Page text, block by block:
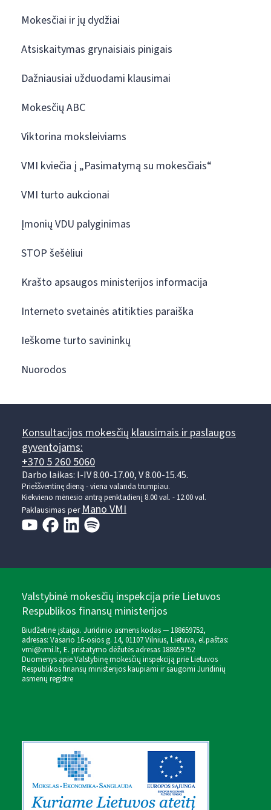
Mokesčiai ir jų dydžiai
Atsiskaitymas grynaisiais pinigais
Dažniausiai užduodami klausimai
Mokesčių ABC
Viktorina moksleiviams
VMI kviečia į „Pasimatymą su mokesčiais“
VMI turto aukcionai
Įmonių VDU palyginimas
STOP šešėliui
Krašto apsaugos ministerijos informacija
Interneto svetainės atitikties paraiška
Ieškome turto savininkų
Nuorodos
Konsultacijos mokesčių klausimais ir paslaugos
gyventojams:
+370 5 260 5060
Darbo laikas: I-IV 8.00-17.00, V 8.00-15.45.
Prieššventinę dieną - viena valanda trumpiau.
Kiekvieno mėnesio antrą penktadienį 8.00 val. - 12.00 val.
Paklausimas perMano VMI
Valstybinė mokesčių inspekcija prie Lietuvos
Respublikos finansų ministerijos
Biudžetinė įstaiga. Juridinio asmens kodas — 188659752,
adresas: Vasario 16-osios g. 14, 01107 Vilnius, Lietuva, el.paštas:
vmi@vmi.lt, E. pristatymo dėžutės adresas 188659752
Duomenys apie Valstybinę mokesčių inspekciją prie Lietuvos
Respublikos finansų ministerijos kaupiami ir saugomi Juridinių
asmenų registre